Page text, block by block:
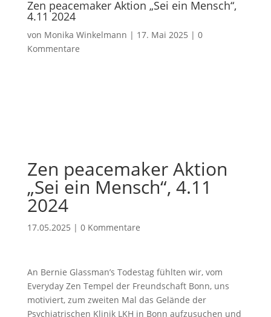
Zen peacemaker Aktion „Sei ein Mensch“,
4.11 2024
von Monika Winkelmann | 17. Mai 2025 | 0
Kommentare
Zen peacemaker Aktion
„Sei ein Mensch“, 4.11
2024
17.05.2025 | 0 Kommentare
An Bernie Glassman’s Todestag fühlten wir, vom
Everyday Zen Tempel der Freundschaft Bonn, uns
motiviert, zum zweiten Mal das Gelände der
Psychiatrischen Klinik LKH in Bonn aufzusuchen und